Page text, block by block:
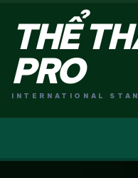
THỂ
PRO
INTERNATIONAL